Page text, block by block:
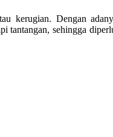
kerugian. Dengan
tantangan, sehingga